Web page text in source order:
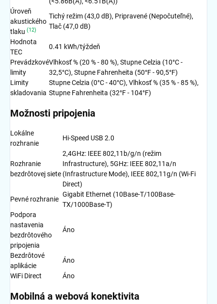
Úroveň
akustického
tlaku (12)
Tichý režim (43,0 dB), Pripravené (Nepočuteľné),
Tlač (47,0 dB)
Hodnota
TEC
0.41 kWh/týždeň
Prevádzkové
limity
Vlhkosť % (20 % - 80 %), Stupne Celzia (10°C -
32,5°C), Stupne Fahrenheita (50°F - 90,5°F)
Limity
skladovania
Stupne Celzia (0°C - 40°C), Vlhkosť % (35 % - 85 %),
Stupne Fahrenheita (32°F - 104°F)
Možnosti pripojenia
Lokálne
rozhranie
Hi-Speed USB 2.0
Rozhranie
bezdrôtovej siete
2,4GHz: IEEE 802,11b/g/n (režim
Infrastructure), 5GHz: IEEE 802,11a/n
(Infrastructure Mode), IEEE 802,11g/n (Wi-Fi
Direct)
Pevné rozhranie
Gigabit Ethernet (10Base-T/100Base-
TX/1000Base-T)
Podpora
nastavenia
bezdrôtového
pripojenia
Áno
Bezdrôtové
aplikácie
Áno
WiFi Direct
Áno
Mobilná a webová konektivita